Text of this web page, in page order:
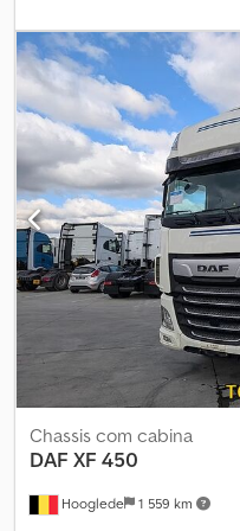
outro, cabina do condutor:
automático
, classe de
mm
, largura total: 2 500 mm
fabrico:
2016, Peso vazio:
total: 19.000 kg Djdpfezrc A
Hooglede 1 559 km
Chassis com cabina
DAF XF 450